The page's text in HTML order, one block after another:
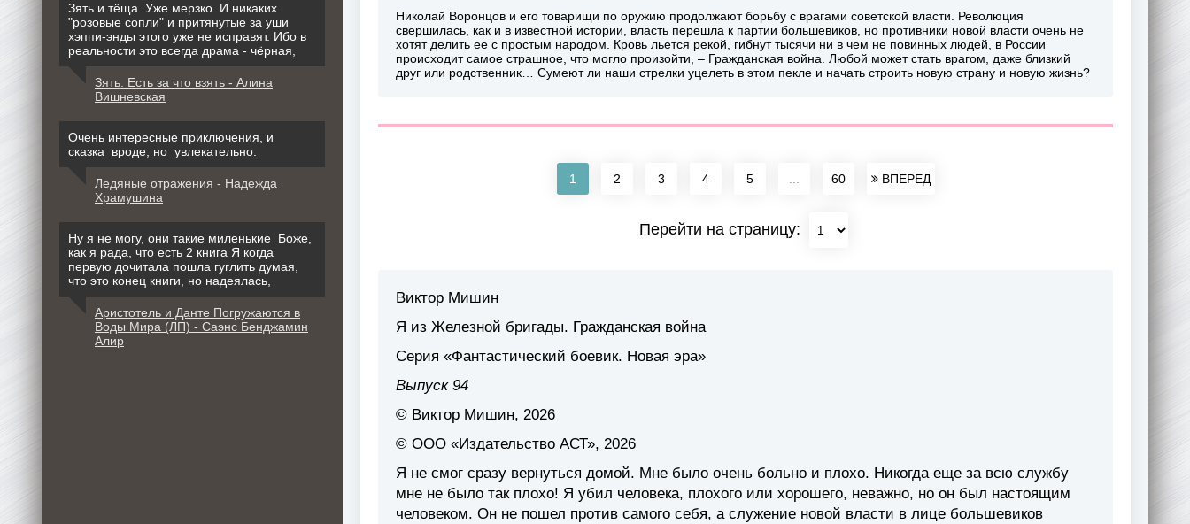
Николай Воронцов и его товарищи по оружию продолжают борьбу с врагами советской власти. Революция
свершилась, как и в известной истории, власть перешла к партии большевиков, но противники новой власти очень не
хотят делить ее с простым народом. Кровь льется рекой, гибнут тысячи ни в чем не повинных людей, в России
происходит самое страшное, что могло произойти, – Гражданская война. Любой может стать врагом, даже близкий
друг или родственник… Сумеют ли наши стрелки уцелеть в этом пекле и начать строить новую страну и новую жизнь?
1 2 3 4 5 ... 60 ВПЕРЕД
Перейти на страницу:
Виктор Мишин
Я из Железной бригады. Гражданская война
Серия «Фантастический боевик. Новая эра»
Выпуск 94
© Виктор Мишин, 2026
© ООО «Издательство АСТ», 2026
Я не смог сразу вернуться домой. Мне было очень больно и плохо. Никогда еще за всю службу
мне не было так плохо! Я убил человека, плохого или хорошего, неважно, но он был настоящим
человеком. Он не пошел против самого себя, а служение новой власти в лице большевиков
Зять и тёща. Уже мерзко. И никаких
"розовые сопли" и притянутые за уши
хэппи-энды этого уже не исправят. Ибо в
реальности это всегда драма - чёрная,
Зять. Есть за что взять - Алина
Вишневская
Очень интересные приключения, и
сказка вроде, но увлекательно.
Ледяные отражения - Надежда
Храмушина
Ну я не могу, они такие миленькие Боже,
как я рада, что есть 2 книга Я когда
первую дочитала пошла гуглить думая,
что это конец книги, но надеялась,
Аристотель и Данте Погружаются в
Воды Мира (ЛП) - Саэнс Бенджамин
Алир